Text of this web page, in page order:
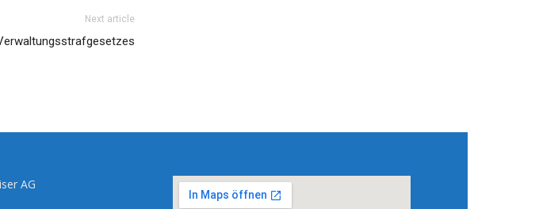
Next article
AG